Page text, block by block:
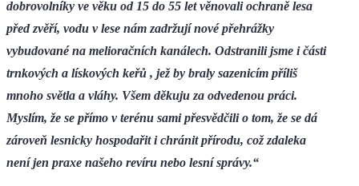
dobrovolníky ve věku od 15 do 55 let věnovali ochraně lesa
před zvěří, vodu v lese nám zadržují nové přehrážky
vybudované na melioračních kanálech. Odstranili jsme i části
trnkových a lískových keřů , jež by braly sazenicím příliš
mnoho světla a vláhy. Všem děkuju za odvedenou práci.
Myslím, že se přímo v terénu sami přesvědčili o tom, že se dá
zároveň lesnicky hospodařit i chránit přírodu, což zdaleka
není jen praxe našeho revíru nebo lesní správy.“